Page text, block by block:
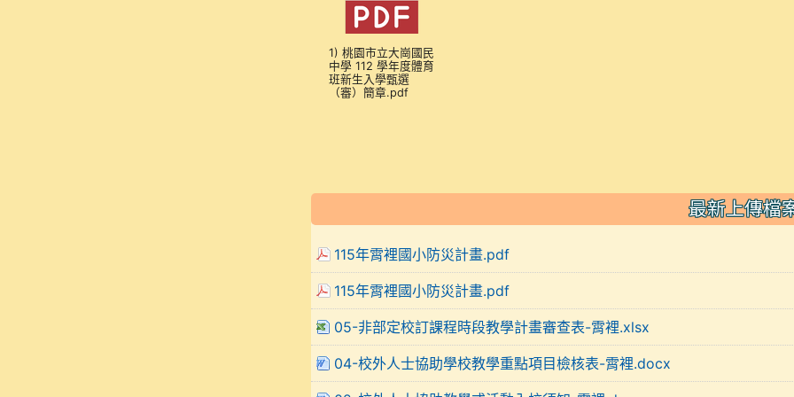
1) 桃園市立大崗國民
中學 112 學年度體育
班新生入學甄選
（審）簡章.pdf
最新上傳檔
115年霄裡國小防災計畫.pdf
115年霄裡國小防災計畫.pdf
05-非部定校訂課程時段教學計畫審查表-霄裡.xlsx
04-校外人士協助學校教學重點項目檢核表-霄裡.docx